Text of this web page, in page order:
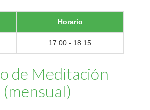
Horario
17:00 - 18:15
de Meditación
(mensual)